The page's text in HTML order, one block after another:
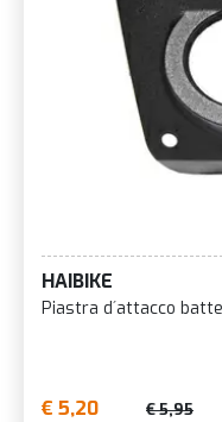
HAIBIKE
Piastra d´attacco
€ 5,20 € 5,95